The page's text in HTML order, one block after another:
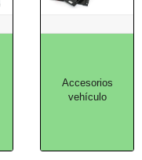
Accesorios
vehículo